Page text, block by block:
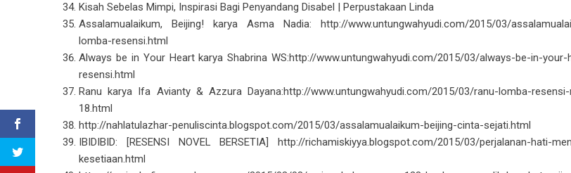
Kisah Sebelas Mimpi, Inspirasi Bagi Penyandang Disabel | Perpustakaan Linda
Assalamualaikum, Beijing! karya Asma Nadia: http://www.untungwahyudi.com/2015/03/
lomba-resensi.html
Always be in Your Heart karya Shabrina WS:http://www.untungwahyudi.com/2015/03/always-be-in-
resensi.html
Ranu karya Ifa Avianty & Azzura Dayana:http://www.untungwahyudi.com/2015/03/ranu-lomba-
18.html
http://nahlatulazhar-penuliscinta.blogspot.com/2015/03/assalamualaikum-beijing-cinta-sejati.html
IBIDIBID: [RESENSI NOVEL BERSETIA] http://richamiskiyya.blogspot.com/2015/03/perjalanan-hati-
kesetiaan.html